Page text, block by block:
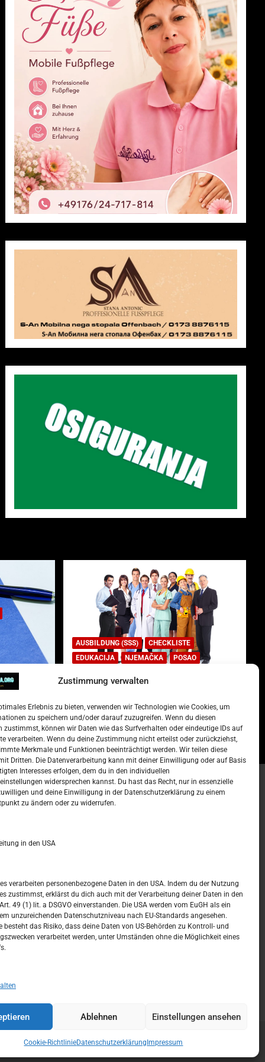
Zustimmung verwalten
Erlebnis zu bieten, verwenden wir Technologien wie Cookies, um
zu speichern und/oder darauf zuzugreifen. Wenn du diesen
zustimmst, können wir Daten wie das Surfverhalten oder eindeutige IDs auf
verarbeiten. Wenn du deine Zustimmung nicht erteilst oder zurückziehst,
Merkmale und Funktionen beeinträchtigt werden. Wir teilen diese
Dritten. Die Datenverarbeitung kann mit deiner Einwilligung oder auf Basis
Interesses erfolgen, dem du in den individuellen
widersprechen kannst. Du hast das Recht, nur in essenzielle
und deine Einwilligung in der Datenschutzerklärung zu einem
zu ändern oder zu widerrufen.
in den USA
verarbeiten personenbezogene Daten in den USA. Indem du der Nutzung
zustimmst, erklärst du dich auch mit der Verarbeitung deiner Daten in den
49 (1) lit. a DSGVO einverstanden. Die USA werden vom EuGH als ein
unzureichenden Datenschutzniveau nach EU-Standards angesehen.
besteht das Risiko, dass deine Daten von US-Behörden zu Kontroll- und
verarbeitet werden, unter Umständen ohne die Möglichkeit eines
Ablehnen Einstellungen ansehen
Cookie-RichtlinieDatenschutzerklärung Impressum
AUSBILDUNG (SSS)
CHECKLISTE
EDUKACIJA
NJEMAČKA POSAO
Lista najtraženijih deficitarnih
15. Oktober 2022 Redakcija
–
Kalendar
5 6 7 8 9 10 11
12 13 14 15 16 17
19 20 21 22 23 24 25